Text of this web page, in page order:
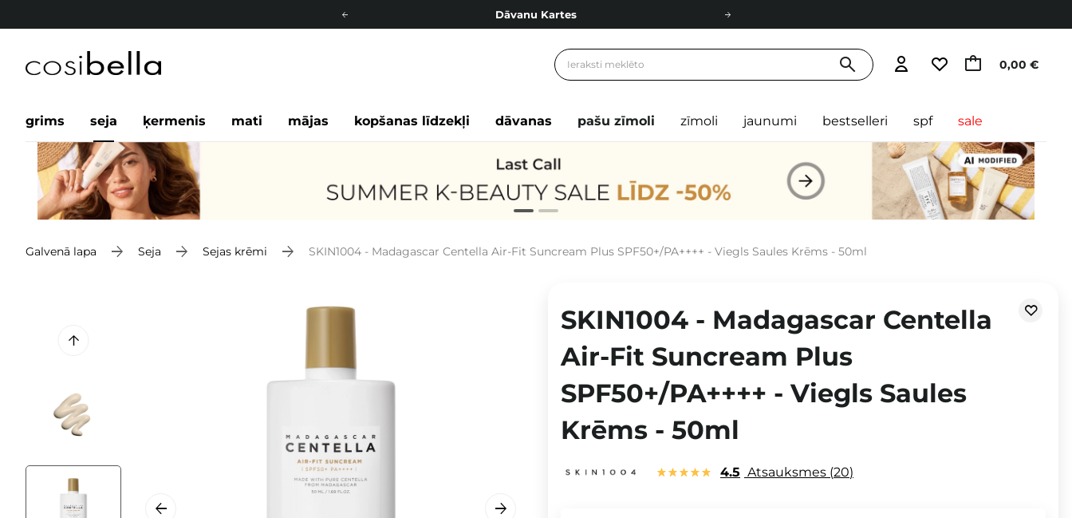
Dāvanu Kartes
Bezmaskas piegāde no 49,00 € 0,00 €
grims seja ķermenis mati mājas kopšanas līdzekļi dāvanas pašu zīmoli zīmoli jaunumi bestselleri spf sale
Galvenā lapa Seja Sejas krēmi SKIN1004 - Madagascar Centella Air-Fit Suncream Plus SPF50+/PA++++ - Viegls Saules Krēms - 50ml
SKIN1004 - Madagascar Centella
Air-Fit Suncream Plus
SPF50+/PA++++ - Viegls Saules
Krēms - 50ml
4.5 Atsauksmes 20